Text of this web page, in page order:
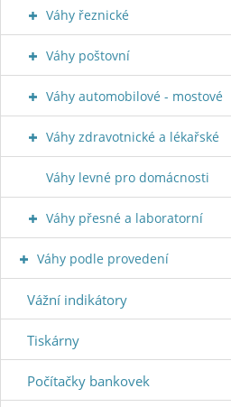
Váhy řeznické
Váhy poštovní
Váhy automobilové - mostové
Váhy zdravotnické a lékařské
Váhy levné pro domácnosti
Váhy přesné a laboratorní
Váhy podle provedení
Vážní indikátory
Tiskárny
Počítačky bankovek